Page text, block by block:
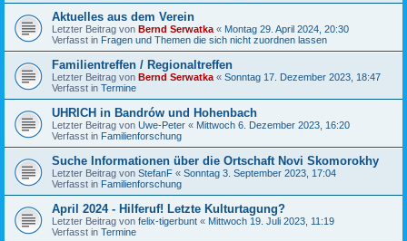
Aktuelles aus dem Verein
Letzter Beitrag von Bernd Serwatka « Montag 29. April 2024, 20:30
Verfasst in Fragen und Themen die sich nicht zuordnen lassen
Familientreffen / Regionaltreffen
Letzter Beitrag von Bernd Serwatka « Sonntag 17. Dezember 2023, 18:47
Verfasst in Termine
UHRICH in Bandrów und Hohenbach
Letzter Beitrag von Uwe-Peter « Mittwoch 6. Dezember 2023, 16:20
Verfasst in Familienforschung
Suche Informationen über die Ortschaft Novi Skomorokhy
Letzter Beitrag von StefanF « Sonntag 3. September 2023, 17:04
Verfasst in Familienforschung
April 2024 - Hilferuf! Letzte Kulturtagung?
Letzter Beitrag von felix-tigerbunt « Mittwoch 19. Juli 2023, 11:19
Verfasst in Termine